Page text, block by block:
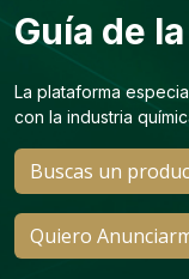
Guía de
La plataforma
con la industria
Buscas un
Quiero